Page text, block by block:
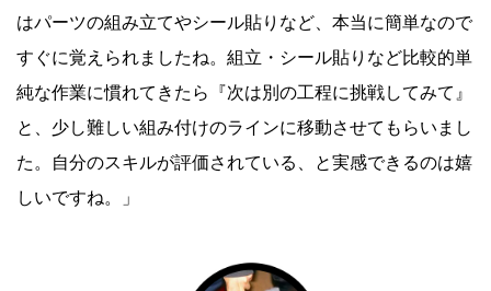
はパーツの組み立てやシール貼りなど、本当に簡単なので
すぐに覚えられましたね。組立・シール貼りなど比較的単
純な作業に慣れてきたら『次は別の工程に挑戦してみて』
と、少し難しい組み付けのラインに移動させてもらいまし
た。自分のスキルが評価されている、と実感できるのは嬉
しいですね。」